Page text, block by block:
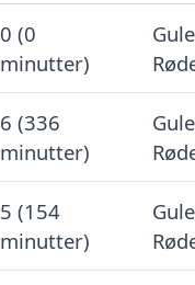
0 (0
minutter)
6 (336
minutter)
5 (154
minutter)